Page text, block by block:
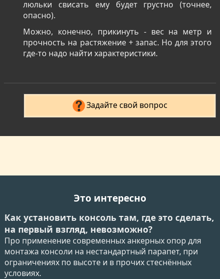
люльки свисать ему будет грустно (точнее,
опасно).
Можно, конечно, прикинуть - вес на метр и
прочность на растяжение + запас. Но для этого
где-то надо найти характеристики.
Задайте свой вопрос
Это интересно
Как установить консоль там, где это сделать,
на первый взгляд, невозможно?
Про применение современных анкерных опор для
монтажа консоли на нестандартный парапет, при
ограничениях по высоте и в прочих стеснённых
условиях.